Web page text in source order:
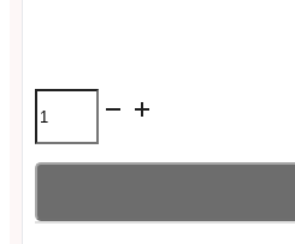
Pod
Descartável